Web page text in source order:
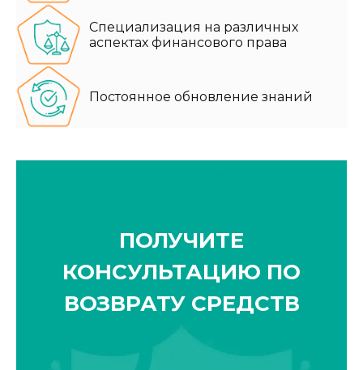
Специализация на различных
аспектах финансового права
Постоянное обновление знаний
ПОЛУЧИТЕ
КОНСУЛЬТАЦИЮ ПО
ВОЗВРАТУ СРЕДСТВ